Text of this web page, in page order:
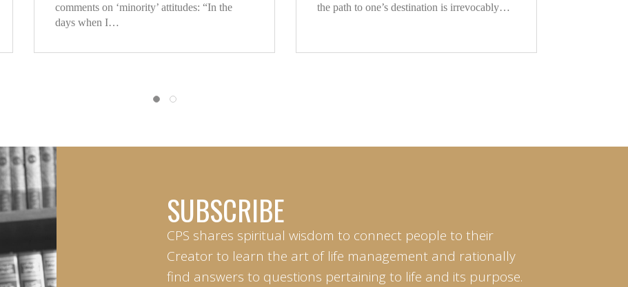
comments on ‘minority’ attitudes: “In the
days when I…
the path to one’s destination is irrevocably…
SUBSCRIBE
CPS shares spiritual wisdom to connect people to their
Creator to learn the art of life management and rationally
find answers to questions pertaining to life and its purpose.